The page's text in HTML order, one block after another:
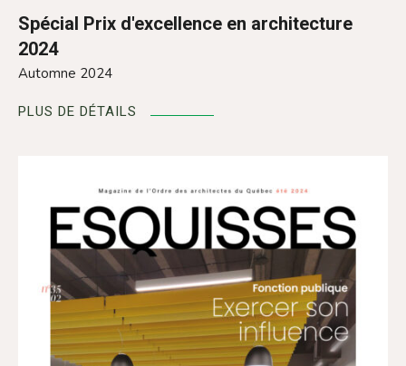
Spécial Prix d'excellence en architecture
2024
Automne 2024
PLUS DE DÉTAILS